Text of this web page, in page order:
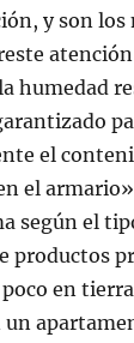
y son los
humedad
el
el
según el
productos
en